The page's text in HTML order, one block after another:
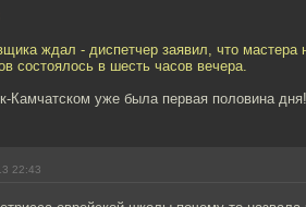
ждал - диспетчер заявил, что
состоялось в шесть часов вечера.
Камчатском уже была первая половина
22:43